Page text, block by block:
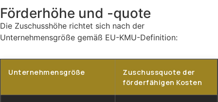
Förderhöhe und -quote
Die Zuschusshöhe richtet sich nach der
Unternehmensgröße gemäß EU-KMU-Definition:
Unternehmensgröße
Zuschussquote der
förderfähigen Kosten